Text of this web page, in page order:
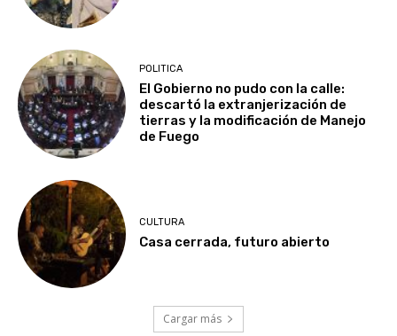
POLITICA
El Gobierno no pudo con la calle:
descartó la extranjerización de
tierras y la modificación de Manejo
de Fuego
CULTURA
Casa cerrada, futuro abierto
Cargar más